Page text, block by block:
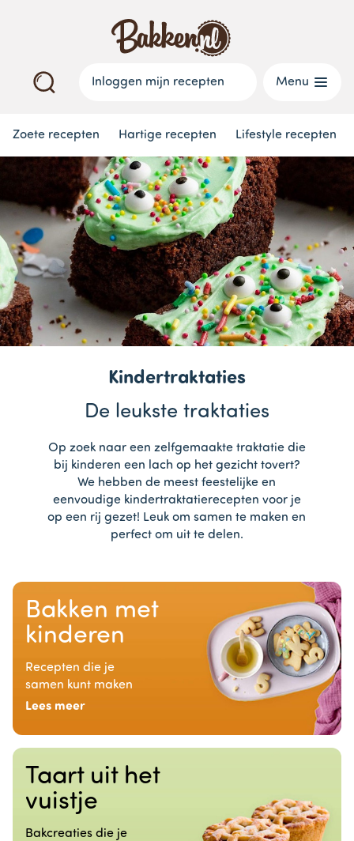
Inloggen mijn recepten Menu
Zoete recepten Hartige recepten Lifestyle recepten
Kindertraktaties
De leukste traktaties
Op zoek naar een zelfgemaakte traktatie die
bij kinderen een lach op het gezicht tovert?
We hebben de meest feestelijke en
eenvoudige kindertraktatierecepten voor je
op een rij gezet! Leuk om samen te maken en
perfect om uit te delen.
Bakken met
kinderen
Recepten die je
samen kunt maken
Lees meer
Taart uit het
vuistje
Bakcreaties die je